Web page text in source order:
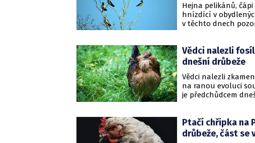
Hejna pelikánů,
hnízdící v
v těchto dnech
Vědci nalezli
dnešní drůbeže
Vědci nalezli
na ranou evoluci
je předchůdcem
Ptačí chřipka na
drůbeže, část se